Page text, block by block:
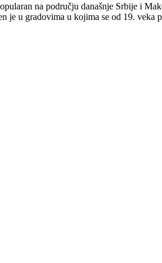
na području današnje Srbije i
je u gradovima u kojima se od 19.